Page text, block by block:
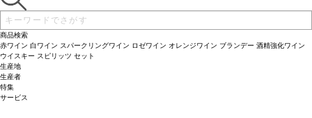
があり価格が同様の場合は自動的に次のヴィンテージに変更されます、ご了承くだ
さい。
クリング
キ/炒飯/肉じゃが/すきやき/豚角煮/焼きナス/焼き鳥/牛丼/ダック）
メルロー認証サスティナブル HVE3認証*本ヴィンテージが在庫切れの場合、在庫
があり価格が同様の場合は自動的に次のヴィンテージに変更されます、ご了承くだ
さい。
商品検索
赤ワイン 白ワイン スパークリングワイン ロゼワイン オレンジワイン ブランデー 酒精強化ワイン
ウイスキー スピリッツ セット
生産地
生産者
特集
サービス